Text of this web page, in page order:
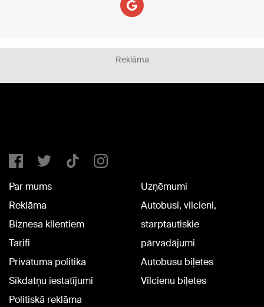
Reklāma
Par mums
Reklāma
Biznesa klientiem
Tarifi
Privātuma politika
Sīkdatņu iestatījumi
Politiskā reklāma
Uzņēmumi
Autobusi, vilcieni,
starptautiskie
pārvadājumi
Autobusu biļetes
Vilcienu biļetes